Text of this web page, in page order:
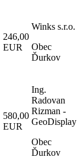
246,00
EUR
Winks s.r.o.
Obec
Ďurkov
580,00
EUR
Ing.
Radovan
Rizman -
GeoDisplay
Obec
Ďurkov